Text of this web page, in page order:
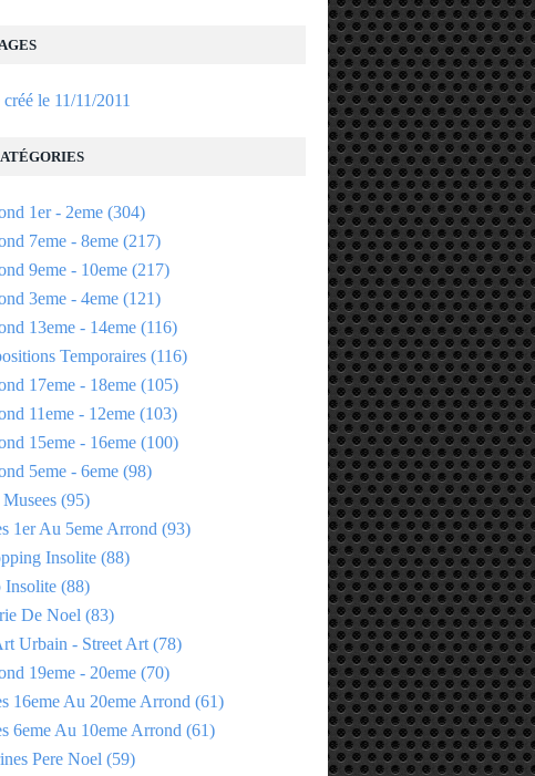
créé le 11/11/2011
1er - 2eme (304)
7eme - 8eme (217)
9eme - 10eme (217)
3eme - 4eme (121)
13eme - 14eme (116)
Temporaires (116)
17eme - 18eme (105)
11eme - 12eme (103)
15eme - 16eme (100)
5eme - 6eme (98)
(95)
1er Au 5eme Arrond (93)
Insolite (88)
Insolite (88)
De Noel (83)
Urbain - Street Art (78)
19eme - 20eme (70)
16eme Au 20eme Arrond (61)
6eme Au 10eme Arrond (61)
Pere Noel (59)